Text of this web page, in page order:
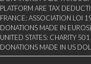
PLATFORM ARE TAX
FRANCE: ASSOCIATION LOI
DONATIONS MADE IN
UNITED STATES: CHARITY
DONATIONS MADE IN US